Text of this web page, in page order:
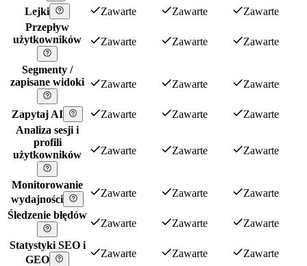
Lejki Zawarte Zawarte
Zawarte
Przepływ
użytkowników
Zawarte Zawarte Zawarte
Segmenty /
zapisane widoki
Zawarte Zawarte Zawarte
Zapytaj AI Zawarte Zawarte
Zawarte
Analiza sesji i
profili
użytkowników
Zawarte Zawarte Zawarte
Monitorowanie
wydajności
Zawarte Zawarte
Zawarte
Śledzenie błędów
Zawarte Zawarte
Zawarte
Statystyki SEO i
GEO
Zawarte Zawarte
Zawarte